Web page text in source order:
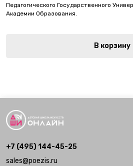
Педагогического Государственного
Академии Образования.
В корзину
+7 (495) 144-45-25
sales@poezis.ru